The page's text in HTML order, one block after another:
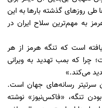
روزهای گذشته بارها به این
به مهم‌ترین سلاح ایران در
است که تنگه هرمز از هر
چرا که بمب تهدید به ویرانی
می‌کند.»
سرتیتر رسانه‌های جهان است.
تنگه، «فاکس‌نیوز» نوشته